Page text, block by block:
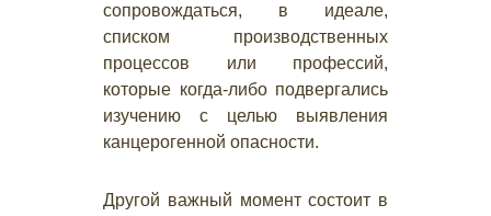
сопровождаться, в идеале,
списком производственных
процессов или профессий,
которые когда-либо подвергались
изучению с целью выявления
канцерогенной опасности.
Другой важный момент состоит в